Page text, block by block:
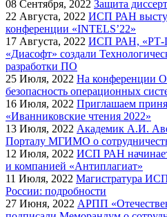
08 Сентября, 2022 Защита
22 Августа, 2022 ИСП РАН
конференции «INTELS’22»
17 Августа, 2022 ИСП РАН, «РТ-
«Диасофт» создали
разработки ПО
25 Июля, 2022 На конференции
безопасность операционных
16 Июля, 2022 Приглашаем
«Иванниковские чтения 2022»
13 Июля, 2022 Академик А.И.
Порталу МГИМО о
12 Июля, 2022 ИСП РАН
и компанией «Антиплагиат»
11 Июля, 2022 Магистратура
России: подробности
27 Июня, 2022 АРПП